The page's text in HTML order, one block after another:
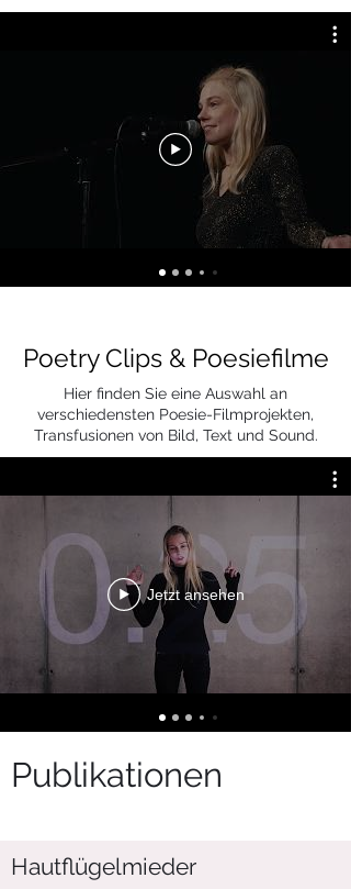
Poetry Clips & Poesiefilme
Hier finden Sie eine Auswahl an
verschiedensten Poesie-Filmprojekten,
Transfusionen von Bild, Text und Sound.
Jetzt ansehen
Publikationen
Hautflügelmieder